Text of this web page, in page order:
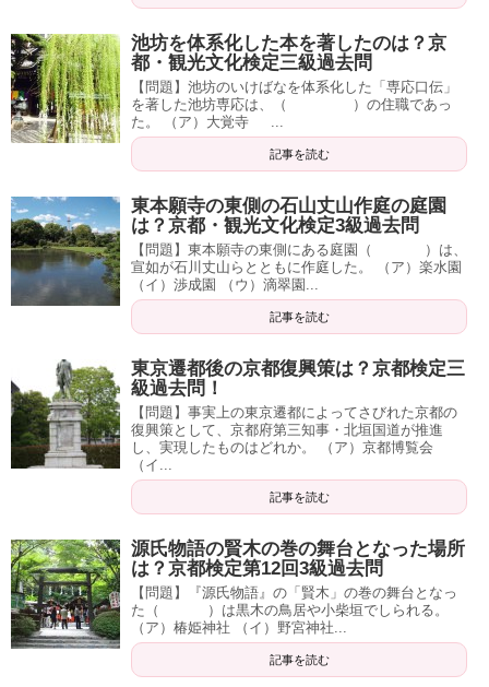
池坊を体系化した本を著したのは？京
都・観光文化検定三級過去問
【問題】池坊のいけばなを体系化した「専応口伝」
を著した池坊専応は、（ ）の住職であっ
た。 （ア）大覚寺 ...
記事を読む
東本願寺の東側の石山丈山作庭の庭園
は？京都・観光文化検定3級過去問
【問題】東本願寺の東側にある庭園（ ）は、
宣如が石川丈山らとともに作庭した。 （ア）楽水園
（イ）渉成園 （ウ）滴翠園...
記事を読む
東京遷都後の京都復興策は？京都検定三
級過去問！
【問題】事実上の東京遷都によってさびれた京都の
復興策として、京都府第三知事・北垣国道が推進
し、実現したものはどれか。 （ア）京都博覧会
（イ...
記事を読む
源氏物語の賢木の巻の舞台となった場所
は？京都検定第12回3級過去問
【問題】『源氏物語』の「賢木」の巻の舞台となっ
た（ ）は黒木の鳥居や小柴垣でしられる。
（ア）椿姫神社 （イ）野宮神社...
記事を読む